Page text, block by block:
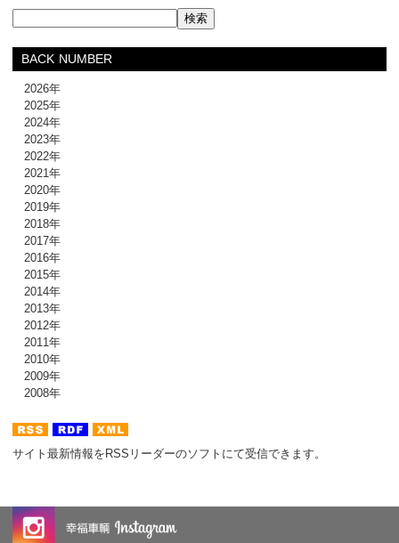
BACK NUMBER
2026年
2025年
2024年
2023年
2022年
2021年
2020年
2019年
2018年
2017年
2016年
2015年
2014年
2013年
2012年
2011年
2010年
2009年
2008年
サイト最新情報をRSSリーダーのソフトにて受信できます。